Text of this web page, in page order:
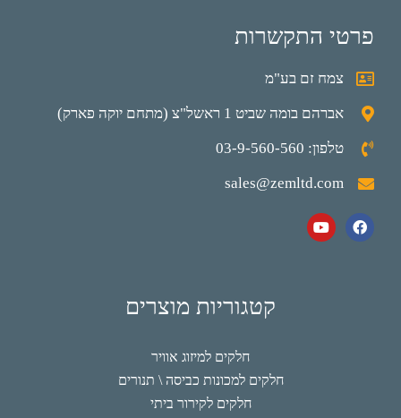
פרטי התקשרות
צמח זם בע"מ
אברהם בומה שביט 1 ראשל"צ (מתחם יוקה פארק)
טלפון: 03-9-560-560
sales@zemltd.com
קטגוריות מוצרים
חלקים למיזוג אוויר
חלקים למכונות כביסה \ תנורים
חלקים לקירור ביתי